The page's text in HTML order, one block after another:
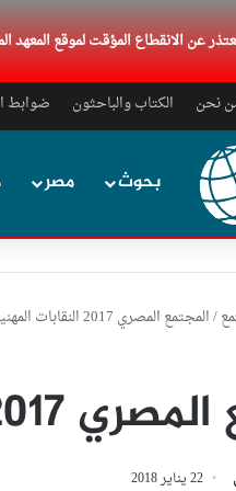
عن الانقطاع المؤقت لموقع
نحن الكتاب والباحثون ضوابط
بحوث مصر
/المجتمع المصري 2017 النقابات المهنية
النقابات المهنية
22 يناير 2018